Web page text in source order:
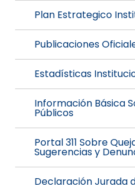
Plan Estrategico
Publicaciones
Estadísticas
Información Básica
Públicos
Portal 311 Sobre
Sugerencias y
Declaración Jurada